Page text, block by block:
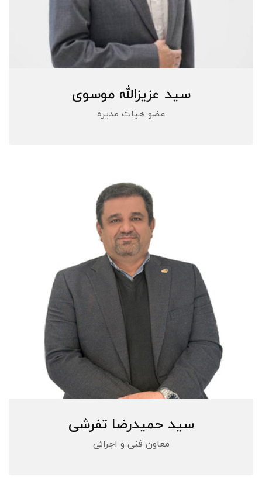
سید عزیزالله موسوی
عضو هیات مدیره
سید حمیدرضا تفرشی
معاون فنی و اجرائی